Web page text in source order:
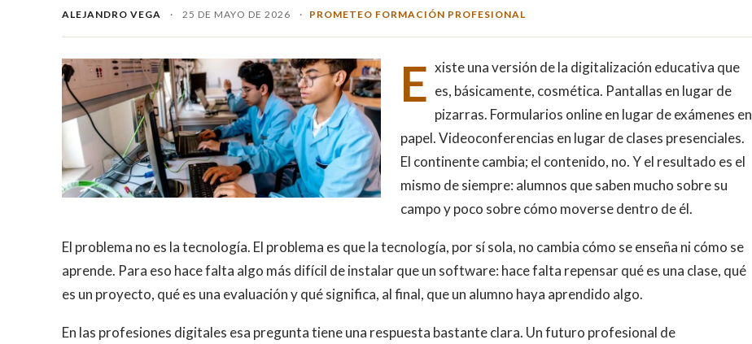
ALEJANDRO VEGA · 25 DE MAYO DE 2026 · PROMETEO FORMACIÓN PROFESIONAL
E xiste una versión de la digitalización educativa que
es, básicamente, cosmética. Pantallas en lugar de
pizarras. Formularios online en lugar de exámenes en
papel. Videoconferencias en lugar de clases presenciales.
El continente cambia; el contenido, no. Y el resultado es el
mismo de siempre: alumnos que saben mucho sobre su
campo y poco sobre cómo moverse dentro de él.
El problema no es la tecnología. El problema es que la tecnología, por sí sola, no cambia cómo se enseña ni cómo se
aprende. Para eso hace falta algo más difícil de instalar que un software: hace falta repensar qué es una clase, qué
es un proyecto, qué es una evaluación y qué significa, al final, que un alumno haya aprendido algo.
En las profesiones digitales esa pregunta tiene una respuesta bastante clara. Un futuro profesional de